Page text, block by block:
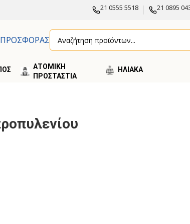
21 0555 5518 21 0895
ΑΤΟΜΙΚΗ
ΠΡΟΣΤΑΣΤΙΑ
ΗΛΙΑΚA